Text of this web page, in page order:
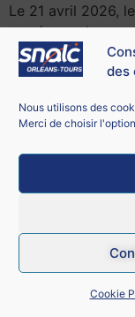
des
Nous utilisons des
Merci de choisir
Cookie
Le 21 avril 2026,
représentatives
réunions
de la
l’amélioration de